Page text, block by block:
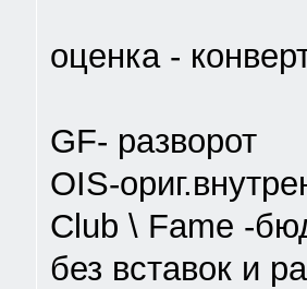
оценка -
GF- разворот
OIS-
Club \ Fame -
без вставок и